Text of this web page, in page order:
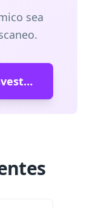
sea
Generar código QR de investigación